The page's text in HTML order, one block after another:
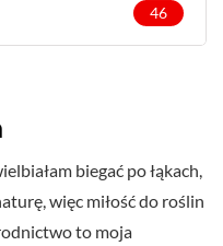
46
biegać po łąkach,
więc miłość do roślin
to moja